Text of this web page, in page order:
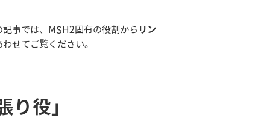
事では、MSH2固有の役割から リン
わせてご覧ください。
り役」